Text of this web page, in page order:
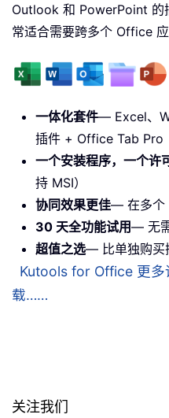
Outlook 和 PowerPoint 的
常适合需要跨多个 Office 应
一体化套件— Excel、
插件 + Office Tab Pro
一个安装程序，一个许
持 MSI）
协同效果更佳— 在多个
30 天全功能试用— 无
超值之选— 比单独购买
Kutools for Office 更
载……
关注我们